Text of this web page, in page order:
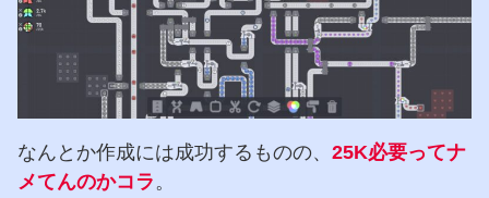
なんとか作成には成功するものの、 25K必要ってナ
メてんのかコラ 。